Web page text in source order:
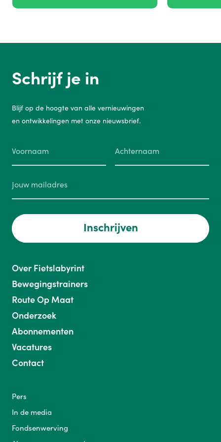
Schrijf je in
Blijf op de hoogte van alle vernieuwingen
en ontwikkelingen met onze nieuwsbrief.
Inschrijven
Over Fietslabyrint
Bewegingstrainers
Route Op Maat
Onderzoek
Abonnementen
Vacatures
Contact
Pers
In de media
Fondsenwerving